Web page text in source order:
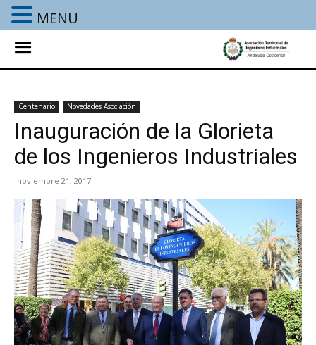
Centenario Novedades Asociación
Inauguración de la Glorieta
de los Ingenieros Industriales
noviembre 21, 2017
MENU